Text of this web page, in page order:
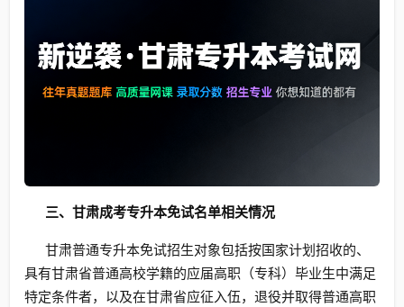
三、甘肃成考专升本免试名单相关情况
甘肃普通专升本免试招生对象包括按国家计划招收的、
具有甘肃省普通高校学籍的应届高职（专科）毕业生中满足
特定条件者，以及在甘肃省应征入伍，退役并取得普通高职